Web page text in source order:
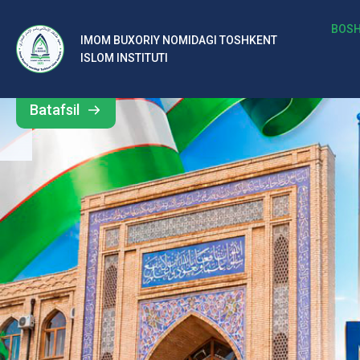
IMOM BUXORIY NOMIDAGI TOSHKENT
ISLOM INSTITUTI
b
al
ar
o‘
rt
a
si
d
Barcha
yangiliklar
Batafsil